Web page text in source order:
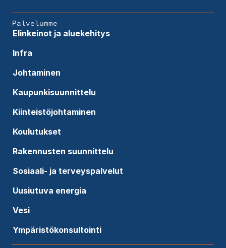
Palvelumme
Elinkeinot ja aluekehitys
Infra
Johtaminen
Kaupunkisuunnittelu
Kiinteistöjohtaminen
Koulutukset
Rakennusten suunnittelu
Sosiaali- ja terveyspalvelut
Uusiutuva energia
Vesi
Ympäristökonsultointi